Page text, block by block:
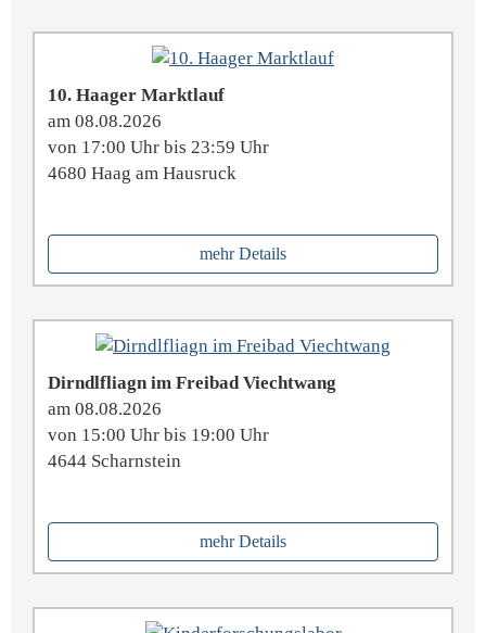
10. Haager Marktlauf
am 08.08.2026
von 17:00 Uhr bis 23:59 Uhr
4680 Haag am Hausruck
mehr Details
Dirndlfliagn im Freibad Viechtwang
am 08.08.2026
von 15:00 Uhr bis 19:00 Uhr
4644 Scharnstein
mehr Details